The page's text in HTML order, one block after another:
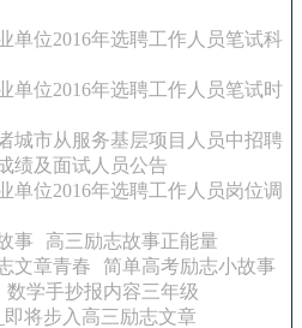
单位2016年选聘工作人员笔试科
单位2016年选聘工作人员笔试时
城市从服务基层项目人员中招聘
绩及面试人员公告
单位2016年选聘工作人员岗位调
事
高三励志故事正能量
文章青春
简单高考励志小故事
数学手抄报内容三年级
将步入高三励志文章